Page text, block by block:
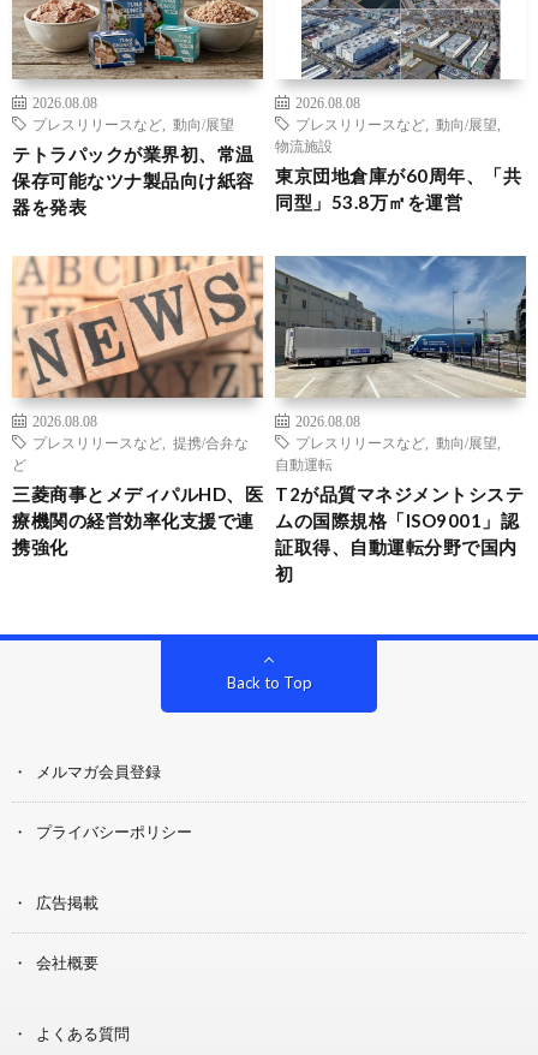
2026.08.08
プレスリリースなど
動向/展望
テトラパックが業界初、常温
保存可能なツナ製品向け紙容
器を発表
2026.08.08
プレスリリースなど
動向/展望
物流施設
東京団地倉庫が60周年、「共
同型」53.8万㎡を運営
2026.08.08
プレスリリースなど
提携/合弁な
ど
三菱商事とメディパルHD、医
療機関の経営効率化支援で連
携強化
2026.08.08
プレスリリースなど
動向/展望
自動運転
T2が品質マネジメントシステ
ムの国際規格「ISO9001」認
証取得、自動運転分野で国内
初
Back to Top
メルマガ会員登録
プライバシーポリシー
広告掲載
会社概要
よくある質問